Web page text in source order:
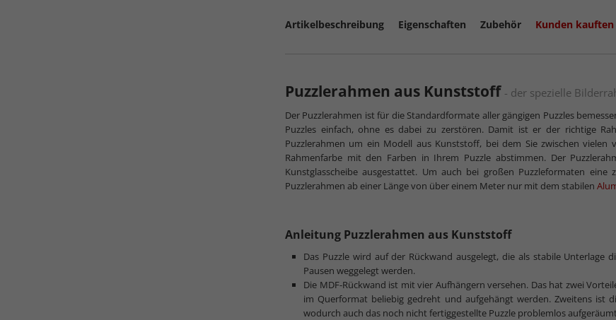
Artikelbeschreibung Eigenschaften Zubehör Kunden kauften
Puzzlerahmen aus Kunststoff - der spezielle
Der Puzzlerahmen ist für die Standardformate aller gängigen Puzzles
Puzzles einfach, ohne es dabei zu zerstören. Damit ist er der richtige
Puzzlerahmen um ein Modell aus Kunststoff, bei dem Sie zwischen vielen
Rahmenfarbe mit den Farben in Ihrem Puzzle abstimmen. Der
Kunstglasscheibe ausgestattet. Um auch bei großen Puzzleformaten
Puzzlerahmen ab einer Länge von über einem Meter nur mit dem stabilen
Anleitung Puzzlerahmen aus Kunststoff
Das Puzzle wird auf der Rückwand ausgelegt, die als stabile
Pausen weggelegt werden.
Die MDF-Rückwand ist mit vier Aufhängern versehen. Das hat zwei
im Querformat beliebig gedreht und aufgehängt werden. Zweitens ist
wodurch auch das noch nicht fertiggestellte Puzzle problemlos